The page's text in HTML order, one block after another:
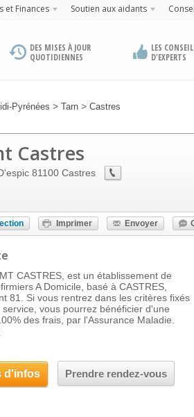
et Finances Soutien aux aidants
DES MISES À JOUR
QUOTIDIENNES
LES
D'EXPERTS
Pyrénées > Tarn > Castres
Castres
81100 Castres
Imprimer Envoyer
CASTRES, est un établissement de
A Domicile, basé à CASTRES,
81. Si vous rentrez dans les critères fixés
vous pourrez bénéficier d'une
des frais, par l'Assurance Maladie.
d'infos Prendre rendez-vous